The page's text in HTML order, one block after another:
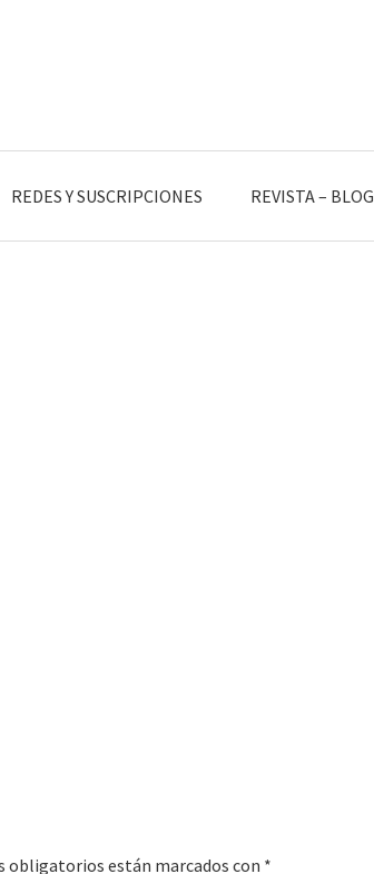
REDES Y SUSCRIPCIONES REVISTA – BLOG
obligatorios están marcados con *